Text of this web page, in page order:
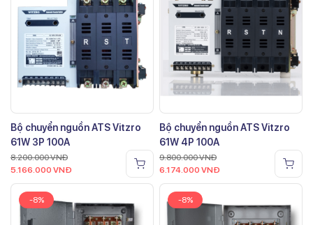
Bộ chuyển nguồn ATS Vitzro
61W 3P 100A
8.200.000VNĐ
5.166.000 VNĐ
Bộ chuyển nguồn ATS Vitzro
61W 4P 100A
9.800.000VNĐ
6.174.000 VNĐ
-8% -8%